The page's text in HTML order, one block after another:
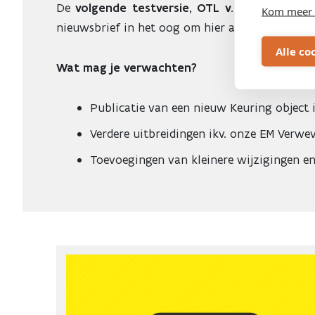
Kom
Alle
Devolgende testversie, OTL v.2.19.0,staat
nieuwsbrief in het oog om hier als eerste van
Wat mag je verwachten?
Publicatie van een nieuw Keuring object
Verdere uitbreidingen ikv. onze EM
Toevoegingen van kleinere wijzigingen